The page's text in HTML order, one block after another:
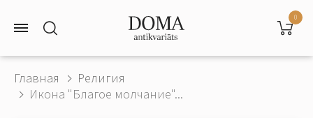
0
Главная
Религия
Икона "Благое молчание"...